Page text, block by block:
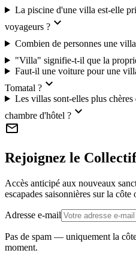
La piscine d'une villa est-elle
voyageurs ? expand_more
Combien de personnes une
"Villa" signifie-t-il que la
Faut-il une voiture pour une
Tomatal ? expand_more
Les villas sont-elles plus
chambre d'hôtel ? expand_more
mail
Rejoignez le Collectif
Accès anticipé aux nouveaux
escapades saisonnières sur la côte
Adresse e-mail
Pas de spam — uniquement la
moment.